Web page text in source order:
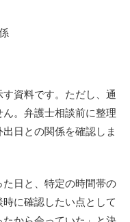
資料です。ただし、通
。弁護士相談前に整理
日との関係を確認しま
日と、特定の時間帯の
に確認したい点として